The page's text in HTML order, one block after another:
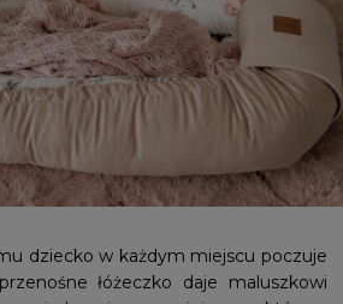
dziecko w każdym miejscu poczuje
łóżeczko daje maluszkowi